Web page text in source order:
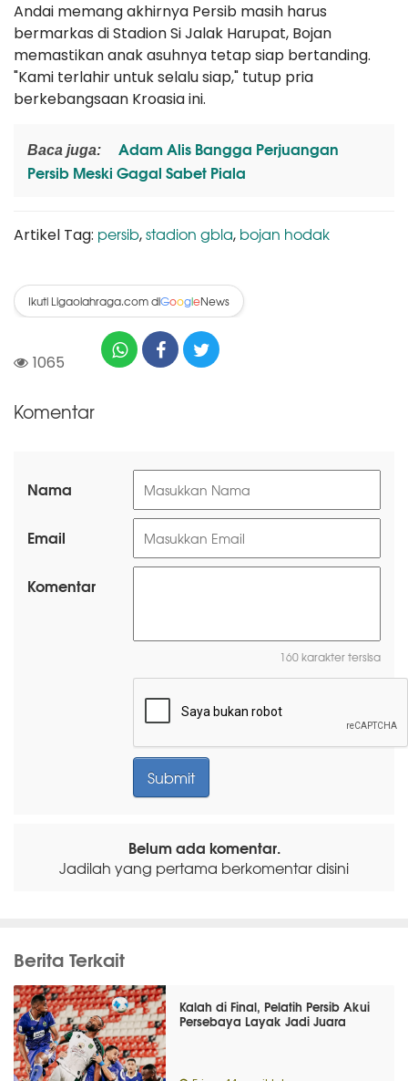
Andai memang akhirnya Persib masih harus
bermarkas di Stadion Si Jalak Harupat, Bojan
memastikan anak asuhnya tetap siap bertanding.
"Kami terlahir untuk selalu siap," tutup pria
berkebangsaan Kroasia ini.
Baca juga:
Adam Alis Bangga Perjuangan
Persib Meski Gagal Sabet Piala
Artikel Tag: persib,stadion gbla, bojan hodak
Ikuti Ligaolahraga.com diGoogleNews
1065
Komentar
Nama
Email
Komentar
160 karakter tersisa
Belum ada komentar.
Jadilah yang pertama berkomentar disini
Berita Terkait
Kalah di Final, Pelatih Persib Akui
Persebaya Layak Jadi Juara